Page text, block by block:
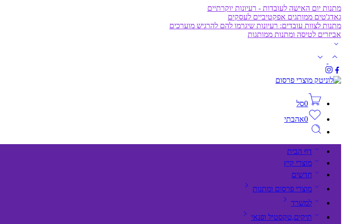
מתנות יום האישה לעובדות - רעיונות יוקרתיים
גאדג'טים ממותגים אפקטיביים לעסקים
מתנות לצוות עובדים: רעיונות שיגרמו להם להרגיש מוערכים
אביזרים לטיסה ומתנות ממותגות
0סל
0אהבתי
דף הבית
מוצרי קיץ
חדשים
מוצרי פרסום ומתנות
למשרד
תיקים,טקסטיל ופנאי